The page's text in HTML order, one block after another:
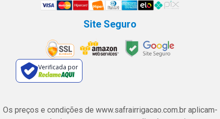
Site Seguro
Verificada por
Os preços e condições de www.safrairrigacao.com.br aplicam-